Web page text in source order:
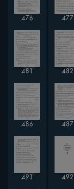
476 477
481 482
486 487
491 492